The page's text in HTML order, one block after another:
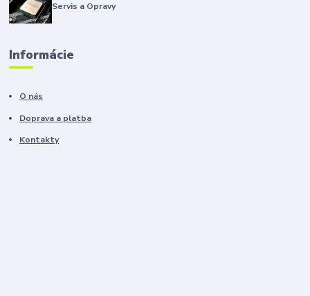
Servis a Opravy
Informácie
O nás
Doprava a platba
Kontakty